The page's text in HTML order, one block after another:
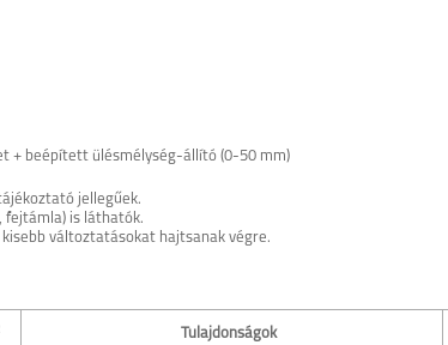
+ beépített ülésmélység-állító (0-50 mm)
jellegűek.
fejtámla) is láthatók.
változtatásokat hajtsanak végre.
Tulajdonságok